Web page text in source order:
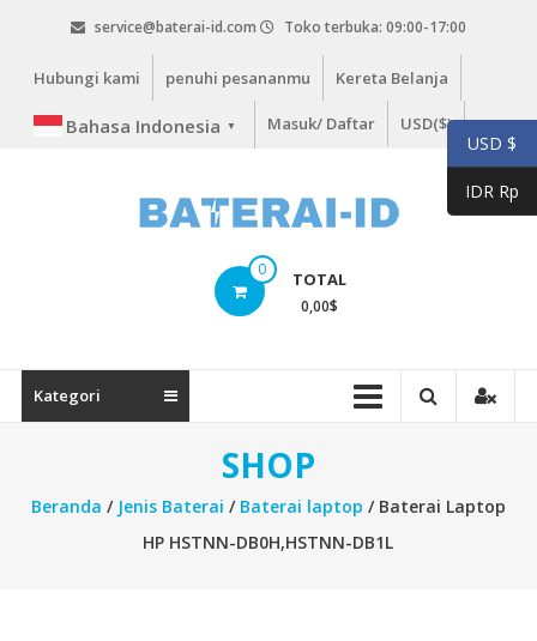
service@baterai-id.com Toko terbuka: 09:00-17:00
Hubungi kami penuhi pesananmu Kereta Belanja
Bahasa Indonesia ▼ Masuk/ Daftar USD($)
id.com
0 TOTAL
0,00$
Kategori
SHOP
Beranda / Jenis Baterai / Baterai laptop / Baterai Laptop
HP HSTNN-DB0H,HSTNN-DB1L
USD $
IDR Rp